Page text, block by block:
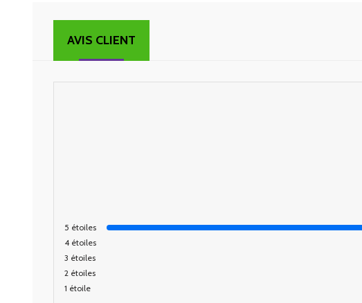
AVIS CLIENT
5 étoiles
4 étoiles
3 étoiles
2 étoiles
1 étoile